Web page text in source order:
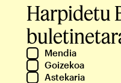
Harpidetu
Mendia
Goizekoa
Astekaria